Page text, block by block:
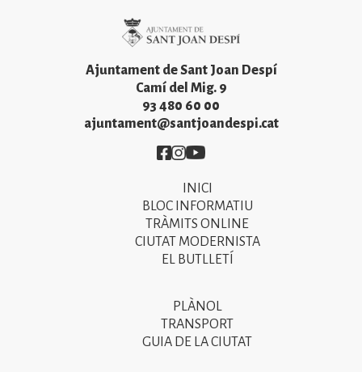
Ajuntament de Sant Joan Despí
Camí del Mig. 9
93 480 60 00
ajuntament@santjoandespi.cat
Imatge
Imatge
Imatge
INICI
BLOC INFORMATIU
TRÀMITS ONLINE
CIUTAT MODERNISTA
EL BUTLLETÍ
PLÀNOL
TRANSPORT
GUIA DE LA CIUTAT